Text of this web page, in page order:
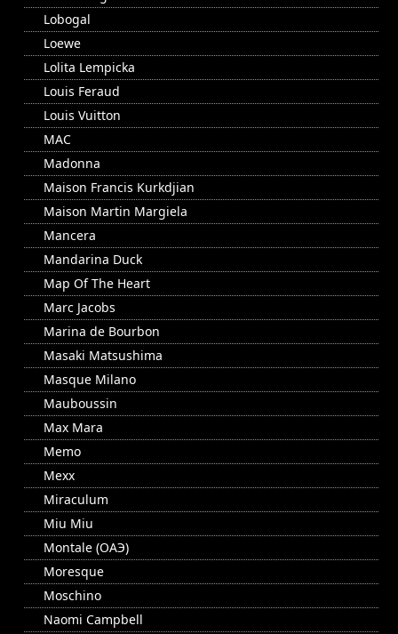
Lobogal
Loewe
Lolita Lempicka
Louis Feraud
Louis Vuitton
MAC
Madonna
Maison Francis Kurkdjian
Maison Martin Margiela
Mancera
Mandarina Duck
Map Of The Heart
Marc Jacobs
Marina de Bourbon
Masaki Matsushima
Masque Milano
Mauboussin
Max Mara
Memo
Mexx
Miraculum
Miu Miu
Montale (ОАЭ)
Moresque
Moschino
Naomi Campbell